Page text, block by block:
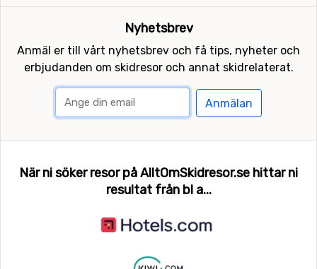
Nyhetsbrev
Anmäl er till vårt nyhetsbrev och få tips, nyheter och
erbjudanden om skidresor och annat skidrelaterat.
Anmälan
När ni söker resor på AlltOmSkidresor.se hittar ni
resultat från bl a...